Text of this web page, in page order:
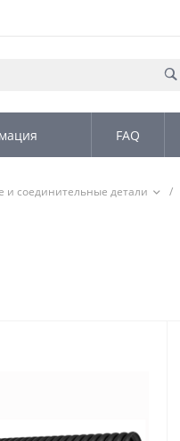
FAQ
и соединительные детали /